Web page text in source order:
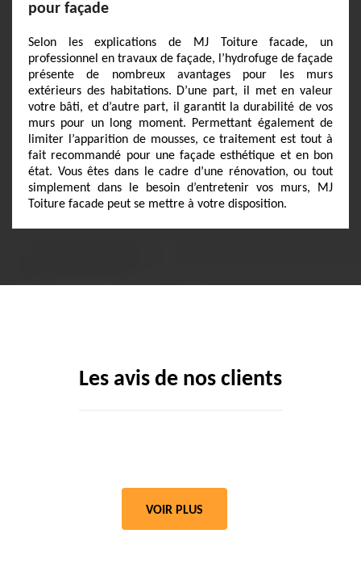
pour façade
Selon les explications de MJ Toiture facade, un
professionnel en travaux de façade, l’hydrofuge de façade
présente de nombreux avantages pour les murs
extérieurs des habitations. D’une part, il met en valeur
votre bâti, et d’autre part, il garantit la durabilité de vos
murs pour un long moment. Permettant également de
limiter l’apparition de mousses, ce traitement est tout à
fait recommandé pour une façade esthétique et en bon
état. Vous êtes dans le cadre d’une rénovation, ou tout
simplement dans le besoin d’entretenir vos murs, MJ
Toiture facade peut se mettre à votre disposition.
Les avis de nos clients
VOIR PLUS